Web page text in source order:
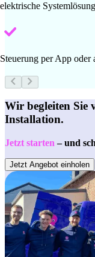
elektrische Systemlösung
Steuerung per App oder
Wir begleiten Sie
Installation.
Jetzt starten – und
Jetzt Angebot einholen